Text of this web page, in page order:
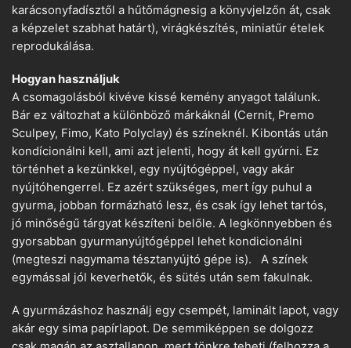
karácsonyfadísztől a hűtőmágnesig a könyvjelzőn át, csak
a képzelet szabhat határt), virágkészítés, miniatűr ételek
reprodukálása.
Hogyan használjuk
A csomagolásból kivéve kissé kemény anyagot találunk.
Bár ez változhat a különböző márkáknál (Cernit, Premo
Sculpey, Fimo, Kato Polyclay) és színeknél. Kibontás után
kondícionálni kell, ami azt jelenti, hogy át kell gyúrni. Ez
történhet a kezünkkel, egy nyújtógéppel, vagy akár
nyújtóhengerrel. Ez azért szükséges, mert így puhul a
gyurma, jobban formázható lesz, és csak így lehet tartós,
jó minőségű tárgyat készíteni belőle. A legkönnyebben és
gyorsabban gyurmanyújtógéppel lehet kondicionálni
(megteszi nagymama tésztanyújtó gépe is). A színek
egymással jól keverhetők, és sütés után sem fakulnak.
A gyurmázáshoz használj egy csempét, laminált lapot, vagy
akár egy sima papírlapot. De semmiképpen se dolgozz